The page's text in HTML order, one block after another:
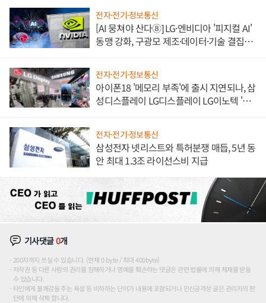
전자·전기·정보통신
[AI 뭉쳐야 산다⑧] LG·엔비디아 '피지컬 AI'
동맹 강화, 구광모 제조·데이터·기술 결집
전자·전기·정보통신
아이폰18 '메모리 부족'에 출시 지연되나, 삼
성디스플레이 LG디스플레이 LG이노텍 '탈
전자·전기·정보통신
삼성전자 넷리스트와 특허분쟁 매듭, 5년 동
안 최대 1.3조 라이선스비 지급
기사댓글0개
200자까지 쓰실 수 있습니다. (현재 0 byte / 최대 400byte)
저작권 등 다른 사람의 권리를 침해하거나 명예를 훼손하는 댓글은 관련 법률에 의해 제재를 받을
수 있습니다.
타인에게 불쾌감을 주는 욕설 등 비하하는 단어가 내용에 포함되거나 인신공격성 글은 관리자의 판
단에 의해 삭제 합니다.